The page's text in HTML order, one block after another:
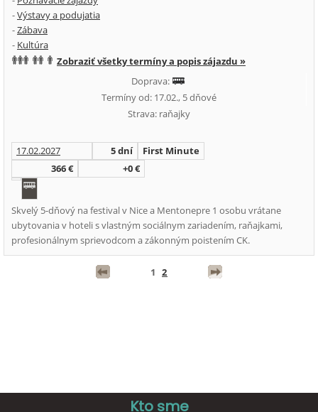
-Výstavy a podujatia
-Zábava
- Kultúra
Zobraziť všetky termíny a popis zájazdu »
Doprava:
Termíny od: 17.02., 5 dňové
Strava: raňajky
17.02.2027 5 dní
First Minute
366 €
+0 €
Skvelý 5-dňový na festival v Nice a Mentonepre 1 osobu vrátane
ubytovania v hoteli s vlastným sociálnym zariadením, raňajkami,
profesionálnym sprievodcom a zákonným poistením CK.
1 2
Kto sme